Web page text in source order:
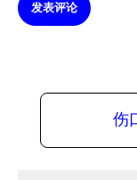
发表评论
伤